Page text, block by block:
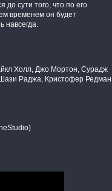
сути того, что по его
временем он будет
навсегда.
Холл, Джо Мортон, Сурадж
Раджа, Кристофер Редман